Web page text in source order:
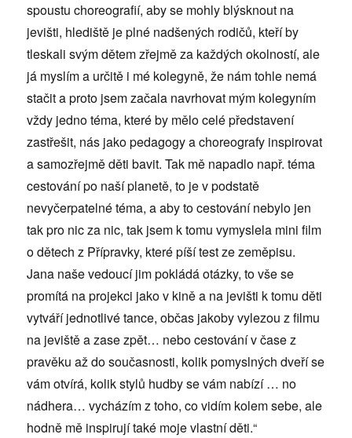
spoustu choreografií, aby se mohly blýsknout na
jevišti, hlediště je plné nadšených rodičů, kteří by
tleskali svým dětem zřejmě za každých okolností, ale
já myslím a určitě i mé kolegyně, že nám tohle nemá
stačit a proto jsem začala navrhovat mým kolegyním
vždy jedno téma, které by mělo celé představení
zastřešit, nás jako pedagogy a choreografy inspirovat
a samozřejmě děti bavit. Tak mě napadlo např. téma
cestování po naší planetě, to je v podstatě
nevyčerpatelné téma, a aby to cestování nebylo jen
tak pro nic za nic, tak jsem k tomu vymyslela mini film
o dětech z Přípravky, které píší test ze zeměpisu.
Jana naše vedoucí jim pokládá otázky, to vše se
promítá na projekci jako v kině a na jevišti k tomu děti
vytváří jednotlivé tance, občas jakoby vylezou z filmu
na jeviště a zase zpět… nebo cestování v čase z
pravěku až do současnosti, kolik pomyslných dveří se
vám otvírá, kolik stylů hudby se vám nabízí … no
nádhera… vycházím z toho, co vidím kolem sebe, ale
hodně mě inspirují také moje vlastní děti.“